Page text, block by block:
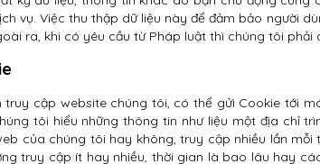
vụ. Việc thu thập dữ liệu này để đảm bảo người
ra, khi có yêu cầu từ Pháp luật thì chúng tôi
truy cập website chúng tôi, có thể gửi Cookie tới
tôi hiểu những thông tin như liệu một địa chỉ
của chúng tôi hay không, truy cập nhiều lần
truy cập ít hay nhiều, thời gian là bao lâu hay